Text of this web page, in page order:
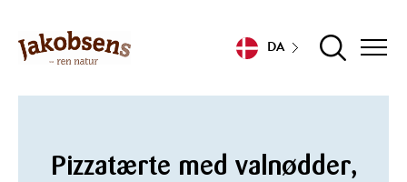
DA
Pizzatærte med valnødder,